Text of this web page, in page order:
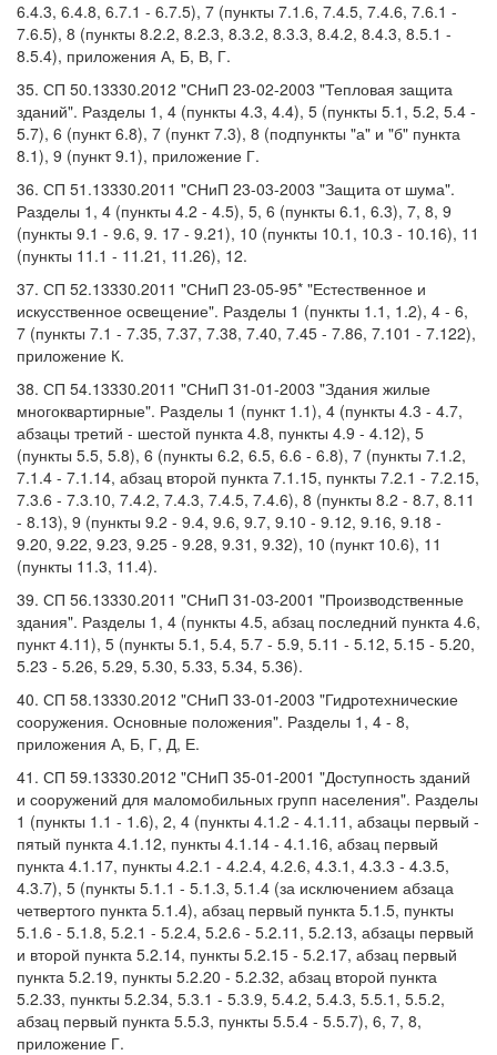
6.4.3, 6.4.8, 6.7.1 - 6.7.5), 7 (пункты 7.1.6, 7.4.5, 7.4.6, 7.6.1 -
7.6.5), 8 (пункты 8.2.2, 8.2.3, 8.3.2, 8.3.3, 8.4.2, 8.4.3, 8.5.1 -
8.5.4), приложения А, Б, В, Г.
35. СП 50.13330.2012 "СНиП 23-02-2003 "Тепловая защита
зданий". Разделы 1, 4 (пункты 4.3, 4.4), 5 (пункты 5.1, 5.2, 5.4 -
5.7), 6 (пункт 6.8), 7 (пункт 7.3), 8 (подпункты "а" и "б" пункта
8.1), 9 (пункт 9.1), приложение Г.
36. СП 51.13330.2011 "СНиП 23-03-2003 "Защита от шума".
Разделы 1, 4 (пункты 4.2 - 4.5), 5, 6 (пункты 6.1, 6.3), 7, 8, 9
(пункты 9.1 - 9.6, 9. 17 - 9.21), 10 (пункты 10.1, 10.3 - 10.16), 11
(пункты 11.1 - 11.21, 11.26), 12.
37. СП 52.13330.2011 "СНиП 23-05-95* "Естественное и
искусственное освещение". Разделы 1 (пункты 1.1, 1.2), 4 - 6,
7 (пункты 7.1 - 7.35, 7.37, 7.38, 7.40, 7.45 - 7.86, 7.101 - 7.122),
приложение К.
38. СП 54.13330.2011 "СНиП 31-01-2003 "Здания жилые
многоквартирные". Разделы 1 (пункт 1.1), 4 (пункты 4.3 - 4.7,
абзацы третий - шестой пункта 4.8, пункты 4.9 - 4.12), 5
(пункты 5.5, 5.8), 6 (пункты 6.2, 6.5, 6.6 - 6.8), 7 (пункты 7.1.2,
7.1.4 - 7.1.14, абзац второй пункта 7.1.15, пункты 7.2.1 - 7.2.15,
7.3.6 - 7.3.10, 7.4.2, 7.4.3, 7.4.5, 7.4.6), 8 (пункты 8.2 - 8.7, 8.11
- 8.13), 9 (пункты 9.2 - 9.4, 9.6, 9.7, 9.10 - 9.12, 9.16, 9.18 -
9.20, 9.22, 9.23, 9.25 - 9.28, 9.31, 9.32), 10 (пункт 10.6), 11
(пункты 11.3, 11.4).
39. СП 56.13330.2011 "СНиП 31-03-2001 "Производственные
здания". Разделы 1, 4 (пункты 4.5, абзац последний пункта 4.6,
пункт 4.11), 5 (пункты 5.1, 5.4, 5.7 - 5.9, 5.11 - 5.12, 5.15 - 5.20,
5.23 - 5.26, 5.29, 5.30, 5.33, 5.34, 5.36).
40. СП 58.13330.2012 "СНиП 33-01-2003 "Гидротехнические
сооружения. Основные положения". Разделы 1, 4 - 8,
приложения А, Б, Г, Д, Е.
41. СП 59.13330.2012 "СНиП 35-01-2001 "Доступность зданий
и сооружений для маломобильных групп населения". Разделы
1 (пункты 1.1 - 1.6), 2, 4 (пункты 4.1.2 - 4.1.11, абзацы первый -
пятый пункта 4.1.12, пункты 4.1.14 - 4.1.16, абзац первый
пункта 4.1.17, пункты 4.2.1 - 4.2.4, 4.2.6, 4.3.1, 4.3.3 - 4.3.5,
4.3.7), 5 (пункты 5.1.1 - 5.1.3, 5.1.4 (за исключением абзаца
четвертого пункта 5.1.4), абзац первый пункта 5.1.5, пункты
5.1.6 - 5.1.8, 5.2.1 - 5.2.4, 5.2.6 - 5.2.11, 5.2.13, абзацы первый
и второй пункта 5.2.14, пункты 5.2.15 - 5.2.17, абзац первый
пункта 5.2.19, пункты 5.2.20 - 5.2.32, абзац второй пункта
5.2.33, пункты 5.2.34, 5.3.1 - 5.3.9, 5.4.2, 5.4.3, 5.5.1, 5.5.2,
абзац первый пункта 5.5.3, пункты 5.5.4 - 5.5.7), 6, 7, 8,
приложение Г.